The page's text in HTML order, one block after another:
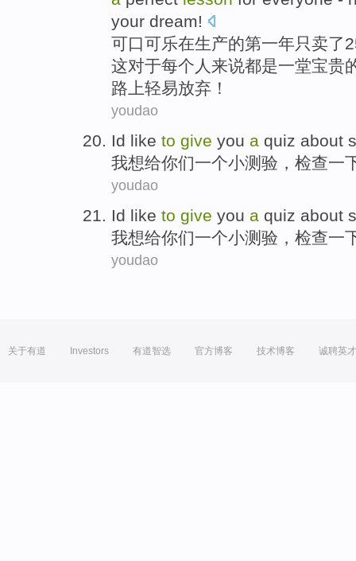
your dream!
可口可乐在生产的第一年只卖了
这对于每个人来说都是一堂宝贵
路 上轻易放弃！
youdao
Id like to give you a quiz about
我想给你们一个小测验 ，检查一
youdao
Id like to give you a quiz about
我想给你们一个小测验 ，检查一
youdao
关于有道 Investors 有道智选 官方博客 技术博客 诚聘英才